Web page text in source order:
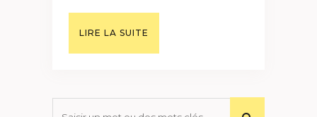
LIRE LA SUITE